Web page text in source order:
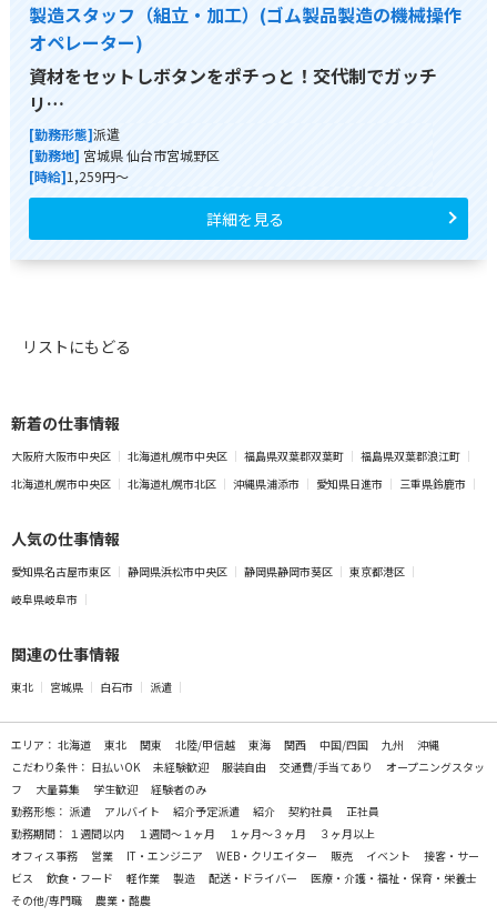
製造スタッフ（組立・加工）(ゴム製品製造の機械操作
オペレーター)
資材をセットしボタンをポチっと！交代制でガッチ
リ…
[勤務形態]派遣
[勤務地] 宮城県 仙台市宮城野区
[時給]1,259円～
詳細を見る
リストにもどる
新着の仕事情報
大阪府大阪市中央区 北海道札幌市中央区 福島県双葉郡双葉町
福島県双葉郡浪江町
北海道札幌市中央区
北海道札幌市北区 沖縄県浦添市 愛知県日進市 三重県鈴鹿市
人気の仕事情報
愛知県名古屋市東区 静岡県浜松市中央区 静岡県静岡市葵区
東京都港区
岐阜県岐阜市
関連の仕事情報
東北 宮城県 白石市 派遣
エリア： 北海道 東北 関東 北陸/甲信越 東海 関西 中国/四国 九州
沖縄
こだわり条件： 日払いOK 未経験歓迎 服装自由 交通費/手当てあり
オープニングスタッ
フ
大量募集 学生歓迎
経験者のみ
勤務形態： 派遣 アルバイト 紹介予定派遣 紹介 契約社員
正社員
勤務期間： １週間以内 １週間～１ヶ月 １ヶ月～３ヶ月
３ヶ月以上
オフィス事務
営業 IT・エンジニア WEB・クリエイター 販売 イベント
接客・サー
ビス
飲食・フード 軽作業 製造 配送・ドライバー
医療・介護・福祉・保育・栄養士
その他/専門職
農業・酪農